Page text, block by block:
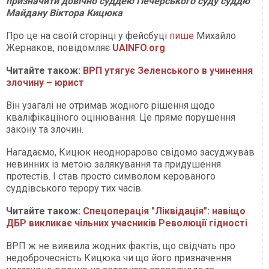
Майдану Віктора Кицюка
Про це на своїй сторінці у фейсбуці пише Михайло
Жернаков, повідомляє UAINFO.org.
Читайте також: ВРП утягує Зеленського в учинення
злочину – юрист
Він узагалі не отримав жодного рішення щодо
кваліфікаціного оцінювання. Це пряме порушення
закону та злочин.
Нагадаємо, Кицюк неоднораpово свідомо засуджував
невинних із метою залякування та придушення
протестів. І став просто символом керованого
суддівського терору тих часів.
Читайте також: Спецоперація "Ліквідація": навіщо
ДБР викликає чільних учасників Революції гідності
ВРП ж не виявила жодних фактів, що свідчать про
недоброчесність Кицюка чи що його призначення